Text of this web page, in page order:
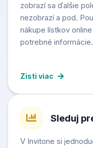
zobrazí sa ďalšie
nezobrazí a pod.
nákupe lístkov
potrebné informácie.
Zisti viac
Sleduj
V Invitone si